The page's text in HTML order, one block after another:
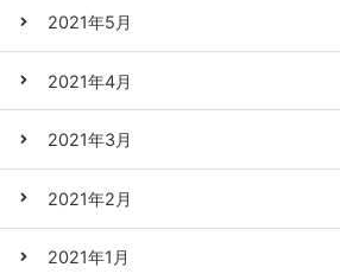
2021年5月
2021年4月
2021年3月
2021年2月
2021年1月